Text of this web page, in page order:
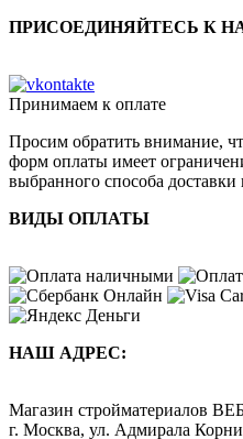
ПРИСОЕДИНЯЙТЕСЬ К
Принимаем к оплате
Просим обратить внимание,
форм оплаты имеет
выбранного способа
ВИДЫ ОПЛАТЫ
НАШ АДРЕС:
Магазин стройматериалов
г. Москва, ул. Адмирала